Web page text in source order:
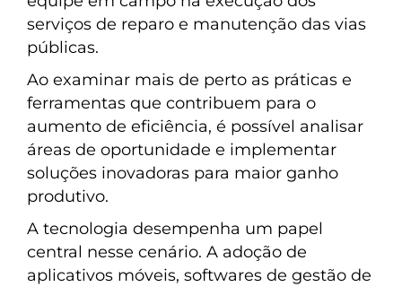
serviços de reparo e manutenção das vias
públicas.
Ao examinar mais de perto as práticas e
ferramentas que contribuem para o
aumento de eficiência, é possível analisar
áreas de oportunidade e implementar
soluções inovadoras para maior ganho
produtivo.
A tecnologia desempenha um papel
central nesse cenário. A adoção de
aplicativos móveis, softwares de gestão de